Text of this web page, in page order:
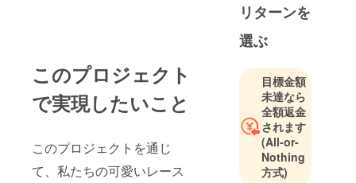
このプロジェクト
で実現したいこと
このプロジェクトを通じ
て、私たちの可愛いレース
店、三号店
へとどんど
ん拡大して
いきたいで
す。
リターンを
選ぶ
目標金額
未達なら
全額返金
されます
(All-or-
Nothing
方式)